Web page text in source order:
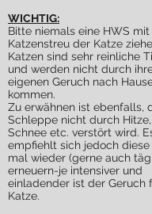
WICHTIG:
Bitte niemals eine HWS
Katzenstreu der Katze
Katzen sind sehr reinliche
und werden nicht durch
eigenen Geruch nach
kommen.
Zu erwähnen ist ebenfalls,
Schleppe nicht durch Hitze,
Schnee etc. verstört wird.
empfiehlt sich jedoch
mal wieder (gerne auch
erneuern-je intensiver und
einladender ist der Geruch
Katze.